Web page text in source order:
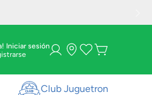
Iniciar sesión
Club Juguetron